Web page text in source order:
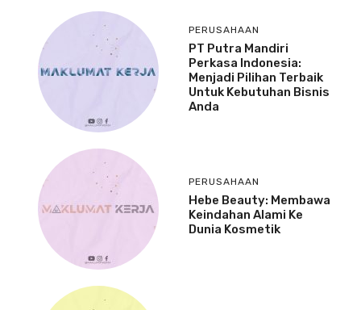
PERUSAHAAN
PT Putra Mandiri
Perkasa Indonesia:
Menjadi Pilihan Terbaik
Untuk Kebutuhan Bisnis
Anda
PERUSAHAAN
Hebe Beauty: Membawa
Keindahan Alami Ke
Dunia Kosmetik